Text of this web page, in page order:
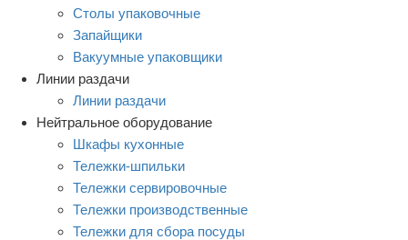
Столы упаковочные
Запайщики
Вакуумные упаковщики
Линии раздачи
Линии раздачи
Нейтральное оборудование
Шкафы кухонные
Тележки-шпильки
Тележки сервировочные
Тележки производственные
Тележки для сбора посуды